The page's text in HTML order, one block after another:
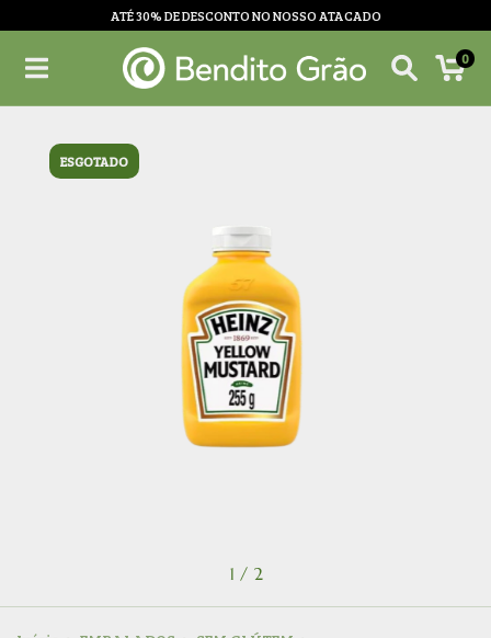
ATÉ 30% DE DESCONTO NO NOSSO ATACADO
0
ESGOTADO
1 / 2